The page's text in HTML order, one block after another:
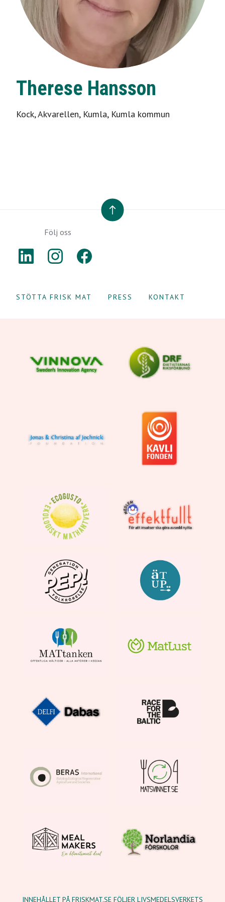
Therese Hansson
Kock, Akvarellen, Kumla, Kumla kommun
TILL TOPPEN
Följ oss
LINKEDININSTAGRAM
STÖTTA FRISK MAT PRESS KONTAKT
INNEHÅLLET PÅ FRISKMAT.SE FÖLJER LIVSMEDELSVERKETS